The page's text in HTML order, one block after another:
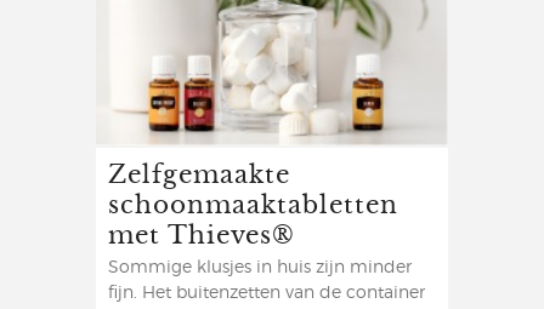
Zelfgemaakte
schoonmaaktabletten
met Thieves®
Sommige klusjes in huis zijn minder
fijn. Het buitenzetten van de container